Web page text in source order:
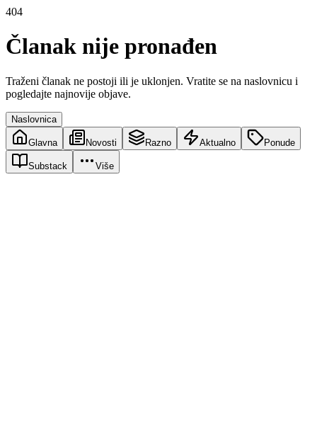
404
Članak nije pronađen
Traženi članak ne postoji ili je uklonjen. Vratite se na naslovnicu i
pogledajte najnovije objave.
Naslovnica
Glavna Novosti Razno Aktualno Ponude
Substack Više